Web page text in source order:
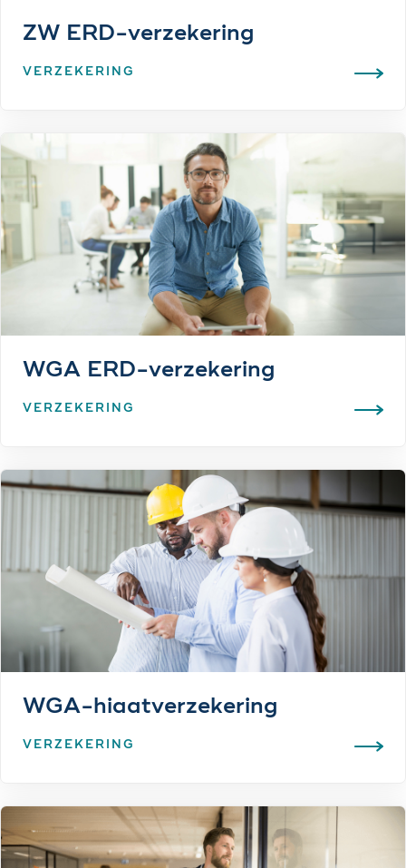
ZW ERD-verzekering
VERZEKERING
WGA ERD-verzekering
VERZEKERING
WGA-hiaatverzekering
VERZEKERING